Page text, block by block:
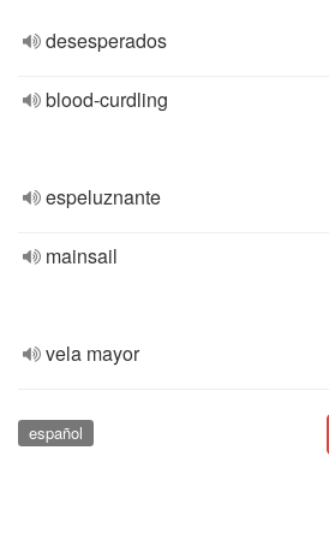
desesperados
blood-curdling
espeluznante
mainsail
vela mayor
español